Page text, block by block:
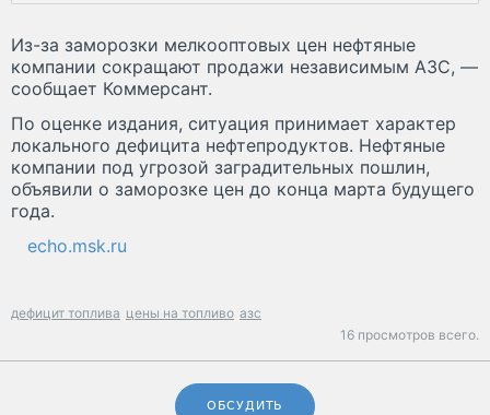
Из-за заморозки мелкооптовых цен нефтяные
компании сокращают продажи независимым АЗС, —
сообщает Коммерсант.
По оценке издания, ситуация принимает характер
локального дефицита нефтепродуктов. Нефтяные
компании под угрозой заградительных пошлин,
объявили о заморозке цен до конца марта будущего
года.
echo.msk.ru
дефицит топлива цены на топливо азс
16 просмотров всего.
ОБСУДИТЬ